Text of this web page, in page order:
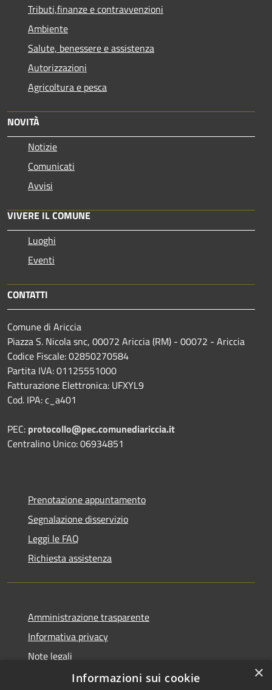
Tributi,finanze e contravvenzioni
Ambiente
Salute, benessere e assistenza
Autorizzazioni
Agricoltura e pesca
NOVITÀ
Notizie
Comunicati
Avvisi
VIVERE IL COMUNE
Luoghi
Eventi
CONTATTI
Comune di Ariccia
Piazza S. Nicola snc, 00072 Ariccia (RM) - 00072 - Ariccia
Codice Fiscale: 02850270584
Partita IVA: 01125551000
Fatturazione Elettronica: UFXYL9
Cod. IPA: c_a401
PEC: protocollo@pec.comunediariccia.it
Centralino Unico: 06934851
Prenotazione appuntamento
Segnalazione disservizio
Leggi le FAQ
Richiesta assistenza
Amministrazione trasparente
Informativa privacy
Note legali
Dichiarazione di accessibilità
×
Informazioni sui cookie